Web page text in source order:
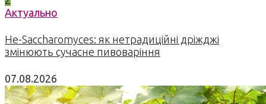
Актуально
Не-Saccharomyces: як нетрадиційні дріжджі
змінюють сучасне пивоваріння
07.08.2026